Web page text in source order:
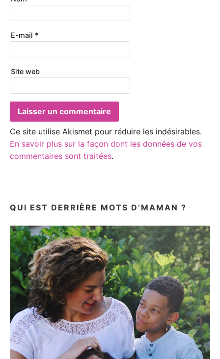
E-mail *
Site web
Ce site utilise Akismet pour réduire les indésirables.
En savoir plus sur la façon dont les données de vos
commentaires sont traitées.
QUI EST DERRIÈRE MOTS D’MAMAN ?